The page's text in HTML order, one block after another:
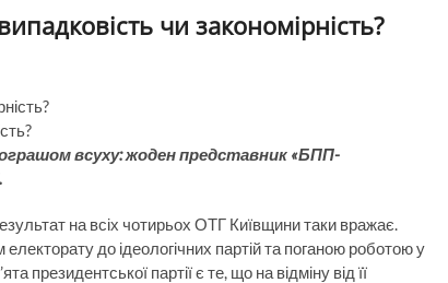
чи закономірність?
всуху: жоден представник «БПП-
на всіх чотирьох ОТГ Київщини таки вражає.
до ідеологічних партій та поганою роботою у
президентської партії є те, що на відміну від її